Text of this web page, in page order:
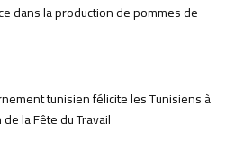
dans la production de pommes de
tunisien félicite les Tunisiens à
de la Fête du Travail